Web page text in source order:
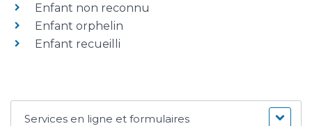
Enfant non reconnu
Enfant orphelin
Enfant recueilli
Services en ligne et formulaires